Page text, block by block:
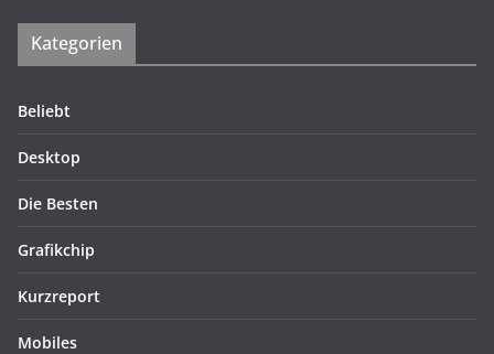
Kategorien
Beliebt
Desktop
Die Besten
Grafikchip
Kurzreport
Mobiles